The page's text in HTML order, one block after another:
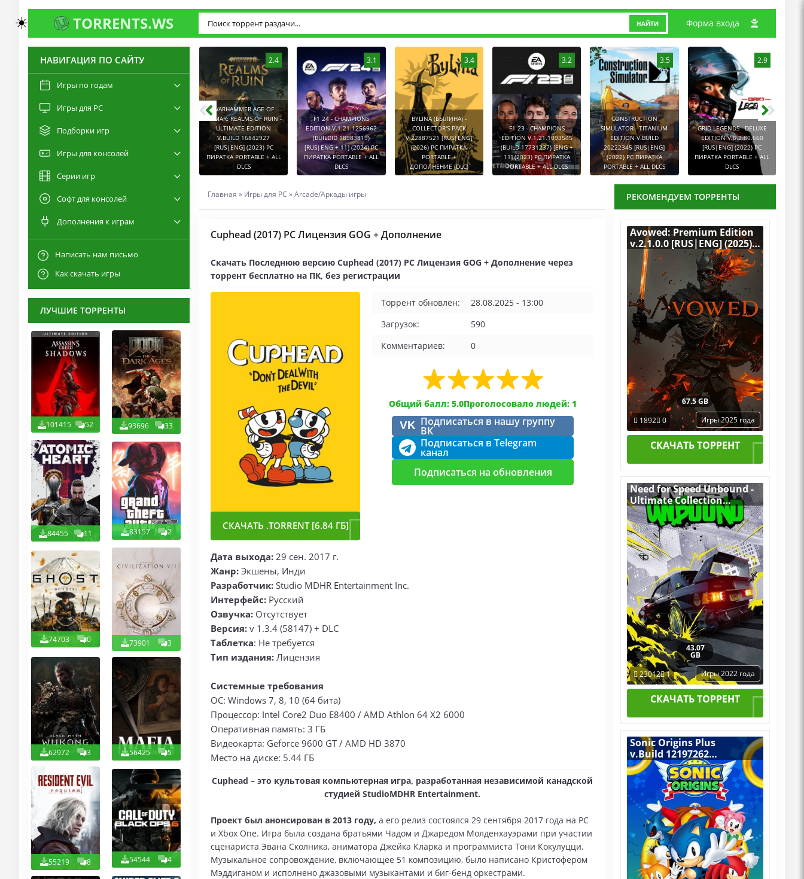
TORRENTS.WS НАЙТИ Форма входа
НАВИГАЦИЯ ПО САЙТУ
Игры по годам
Игры для PC
Подборки игр
Игры для консолей
Серии игр
Софт для консолей
Дополнения к играм
Написать нам письмо
Как скачать игры
ЛУЧШИЕ ТОРРЕНТЫ
101415 52 93696 33
84455 11 83157 2
74703 0 73901 3
62972 3 56425 5
55219 8 54544 4
2.6
[RUS|ENG] (2026) PC
GRAND MASTER EDITION
ПИРАТКА PORTABLE + ALL
2.4
WARHAMMER AGE OF
SIGMAR: REALMS OF RUIN -
ULTIMATE EDITION
V.BUILD 16842927
[RUS|ENG] (2023) PC
ПИРАТКА PORTABLE + ALL
DLCS
3.1
F1 24 - CHAMPIONS
EDITION V.1.21.1256962
(BUILDID 18983819)
[RUS|ENG + 11] (2024) PC
ПИРАТКА PORTABLE + ALL
DLCS
3.4
BYLINA (БЫЛИНА) -
COLLECTOR'S PACK
V.22887521 [RUS|ENG]
(2026) PC ПИРАТКА
PORTABLE +
ДОПОЛНЕНИЕ (DLC)
3.2
F1 23 - CHAMPIONS
EDITION V.1.21.1093545
(BUILD 17731237) [ENG +
11] (2023) PC ПИРАТКА
PORTABLE + ALL DLCS
3.5
CONSTRUCTION
SIMULATOR - TITANIUM
EDITION V.BUILD
20222345 [RUS|ENG]
(2022) PC ПИРАТКА
PORTABLE + ALL DLCS
2.9
GRID LEGENDS - DELUXE
EDITION V.6.2.80.660
[RUS|ENG] (2022) PC
ПИРАТКА PORTABLE + ALL
DLCS
Главная » Игры для PC »Arcade/Аркады игры
Cuphead (2017) PC Лицензия GOG + Дополнение
Скачать Последнюю версию Cuphead (2017) PC Лицензия GOG + Дополнение через
торрент бесплатно на ПК, без регистрации
СКАЧАТЬ .TORRENT [6.84 ГБ]
Торрент обновлён:
28.08.2025 - 13:00
Загрузок:
590
Комментариев:
0
Общий балл: 5.0Проголосовало людей: 1
VK Подписаться в нашу группу
ВК
Подписаться в Telegram
канал
Подписаться на обновления
Дата выхода: 29 сен. 2017 г.
Жанр: Экшены, Инди
Разработчик: Studio MDHR Entertainment Inc.
Интерфейс: Русский
Озвучка: Отсутствует
Версия: v 1.3.4 (58147) + DLC
Таблетка: Не требуется
Тип издания: Лицензия
Системные требования
ОС: Windows 7, 8, 10 (64 бита)
Процессор: Intel Core2 Duo E8400 / AMD Athlon 64 X2 6000
Оперативная память: 3 ГБ
Видеокарта: Geforce 9600 GT / AMD HD 3870
Место на диске: 5.44 ГБ
Cuphead – это культовая компьютерная игра, разработанная независимой канадской
студией StudioMDHR Entertainment.
Проект был анонсирован в 2013 году, а его релиз состоялся 29 сентября 2017 года на PC
и Xbox One. Игра была создана братьями Чадом и Джаредом Молденхауэрами при участии
сценариста Эвана Сколника, аниматора Джейка Кларка и программиста Тони Кокулуцци.
Музыкальное сопровождение, включающее 51 композицию, было написано Кристофером
Мэддиганом и исполнено джазовыми музыкантами и биг-бенд оркестрами.
РЕКОМЕНДУЕМ ТОРРЕНТЫ
Avowed: Premium Edition
v.2.1.0.0 [RUS|ENG] (2025)
PC RePack by R.G.
Механики со всеми DLC
67.5 GB
1892 0 Игры 2025 года
СКАЧАТЬ ТОРРЕНТ
Need for Speed Unbound -
Ultimate Collection
[RUS|ENG] (2022) PC
RePack by R.G. Механики
43.07
GB
23012 1 Игры 2022 года
СКАЧАТЬ ТОРРЕНТ
Sonic Origins Plus
v.Build 12197262
[RUS|ENG] (2022) PC
Пиратка Portable + All
DLCs
☀️